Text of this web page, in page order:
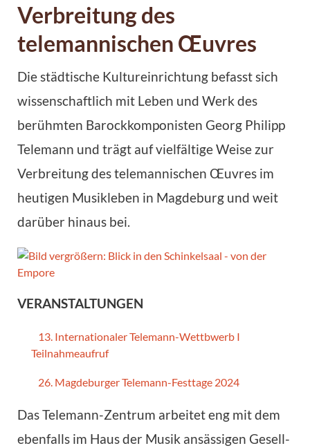
Verbreitung des
telemannischen Œuvres
Die städtische Kultureinrichtung befasst sich
wissenschaftlich mit Leben und Werk des
berühmten Barockkomponisten Georg Philipp
Telemann und trägt auf vielfältige Weise zur
Verbreitung des tele­mannischen Œuvres im
heutigen Musikleben in Magdeburg und weit
darüber hinaus bei.
VERANSTALTUNGEN
13. Internationaler Telemann-Wettbwerb I
Teilnahmeaufruf
26. Magdeburger Telemann-Festtage 2024
Das Telemann-Zentrum arbeitet eng mit dem
ebenfalls im Haus der Musik ansässigen Gesell­